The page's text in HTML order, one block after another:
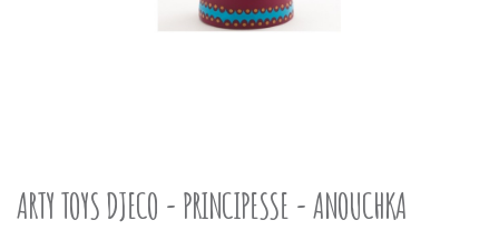
ARTY TOYS DJECO - PRINCIPESSE - ANOUCHKA